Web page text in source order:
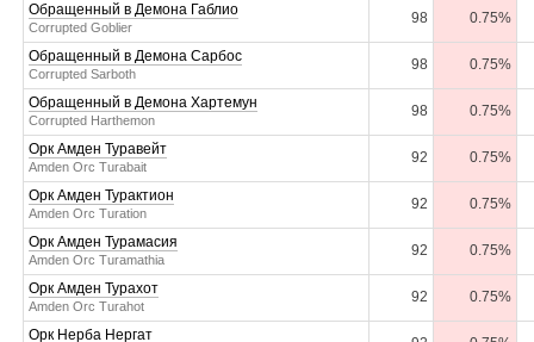
Обращенный в Демона Габлио
Corrupted Goblier
98 0.75%
Обращенный в Демона Сарбос
Corrupted Sarboth
98 0.75%
Обращенный в Демона Хартемун
Corrupted Harthemon
98 0.75%
Орк Амден Туравейт
Amden Orc Turabait
92 0.75%
Орк Амден Турактион
Amden Orc Turation
92 0.75%
Орк Амден Турамасия
Amden Orc Turamathia
92 0.75%
Орк Амден Турахот
Amden Orc Turahot
92 0.75%
Орк Нерба Нергат